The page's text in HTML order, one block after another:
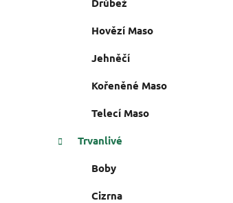
Hovězí Maso
Jehněčí
Kořeněné Maso
Telecí Maso
Trvanlivé
Boby
Cizrna